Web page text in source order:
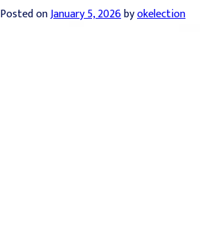
Posted onJanuary 5, 2026byokelection